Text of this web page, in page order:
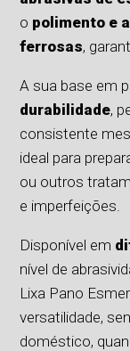
o polimento e
ferrosas,
A sua base em
durabilidade,
consistente
ideal para
ou outros
e imperfeições.
Disponível em
nível de
Lixa Pano
versatilidade,
doméstico,